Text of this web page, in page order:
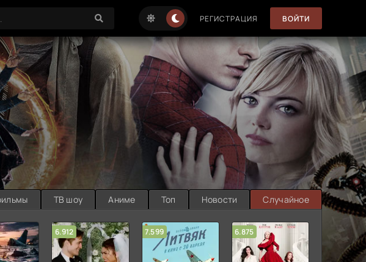
РЕГИСТРАЦИЯ ВОЙТИ
ТВ шоу Аниме Топ Новости Случайное
6.912 7.599 6.875 6.314